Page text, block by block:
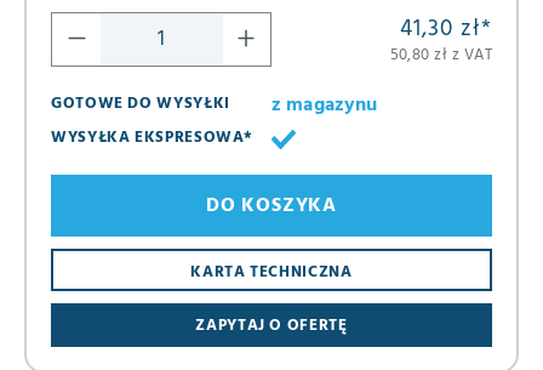
41,30 zł*
50,80 zł z VAT
GOTOWE DO WYSYŁKI
z magazynu
WYSYŁKA EKSPRESOWA*
ZAPYTAJ O OFERTĘ
KARTA TECHNICZNA
DO KOSZYKA